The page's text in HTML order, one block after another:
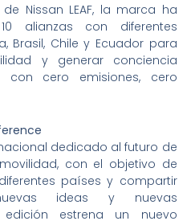
Nissan LEAF, la marca ha
alianzas con diferentes
Brasil, Chile y Ecuador para
y generar conciencia
con cero emisiones, cero
dedicado al futuro de
con el objetivo de
países y compartir
ideas y nuevas
edición estrena un nuevo